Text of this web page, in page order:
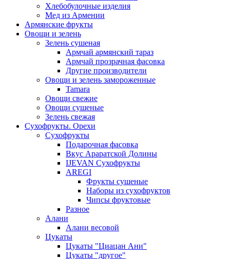
Хлебобулочные изделия
Мед из Армении
Армянские фрукты
Овощи и зелень
Зелень сушеная
Армчай армянский тараз
Армчай прозрачная фасовка
Другие производители
Овощи и зелень замороженные
Tamara
Овощи свежие
Овощи сушеные
Зелень свежая
Сухофрукты. Орехи
Сухофрукты
Подарочная фасовка
Вкус Араратской Долины
IJEVAN Сухофрукты
AREGI
Фрукты сушеные
Наборы из сухофруктов
Чипсы фруктовые
Разное
Алани
Алани весовой
Цукаты
Цукаты "Циацан Ани"
Цукаты "другое"